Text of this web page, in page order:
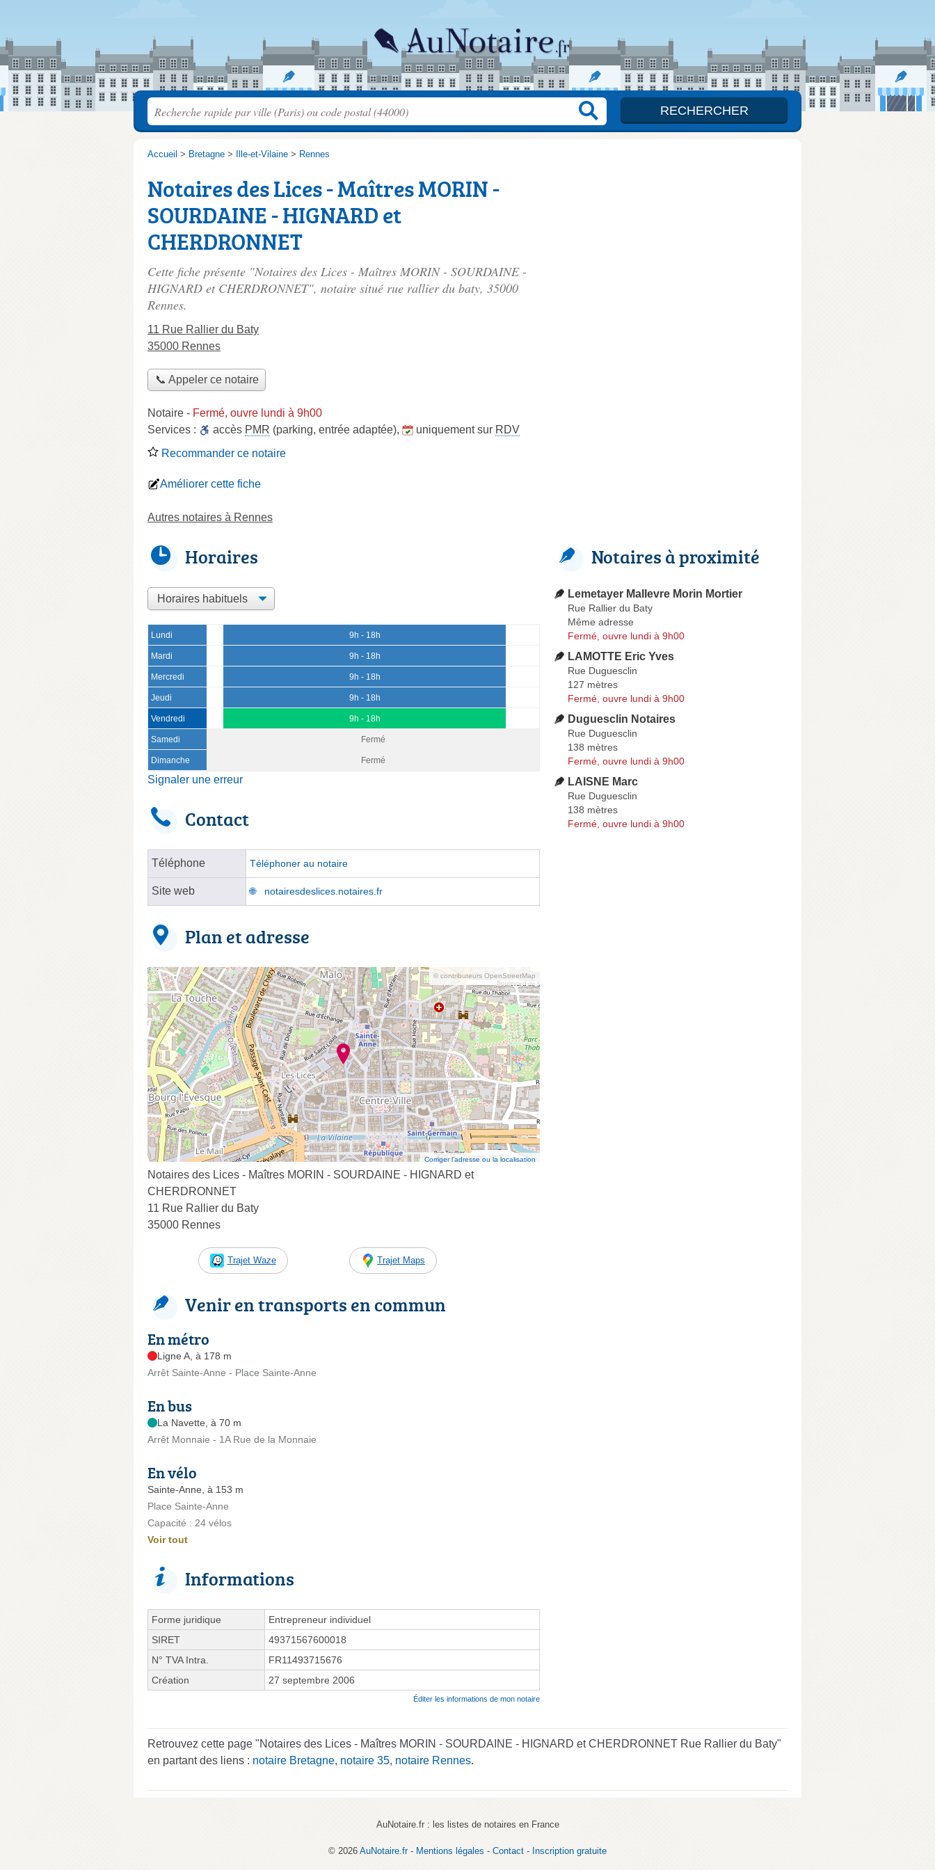
Accueil > Bretagne > Ille-et-Vilaine > Rennes
Notaires des Lices - Maîtres MORIN -
SOURDAINE - HIGNARD et
CHERDRONNET
Cette fiche présente "Notaires des Lices - Maîtres MORIN - SOURDAINE -
HIGNARD et CHERDRONNET", notaire situé rue rallier du baty, 35000
Rennes.
11 Rue Rallier du Baty
35000 Rennes
📞 Appeler ce notaire
Notaire - Fermé, ouvre lundi à 9h00
Services :
accès PMR (parking, entrée adaptée), uniquement sur RDV
Recommander ce notaire
Améliorer cette fiche
Autres notaires à Rennes
Horaires
Lundi 9h - 18h
Mardi 9h - 18h
Mercredi 9h - 18h
Jeudi 9h - 18h
Vendredi 9h - 18h
Samedi Fermé
Dimanche Fermé
Signaler une erreur
Contact
Téléphone Téléphoner au notaire
Site web notairesdeslices.notaires.fr
Plan et adresse
© contributeurs OpenStreetMap
Corriger l’adresse ou la localisation
Notaires des Lices - Maîtres MORIN - SOURDAINE - HIGNARD et
CHERDRONNET
11 Rue Rallier du Baty
35000 Rennes
Trajet Waze Trajet Maps
Venir en transports en commun
En métro
Ligne A, à 178 m
Arrêt Sainte-Anne - Place Sainte-Anne
En bus
La Navette, à 70 m
Arrêt Monnaie - 1A Rue de la Monnaie
En vélo
Sainte-Anne, à 153 m
Place Sainte-Anne
Capacité : 24 vélos
Voir tout
Informations
Forme juridique
Entrepreneur individuel
SIRET
49371567600018
N° TVA Intra.
FR11493715676
Création
27 septembre 2006
Éditer les informations de mon notaire
Notaires à proximité
Lemetayer Mallevre Morin Mortier
Rue Rallier du Baty
Même adresse
Fermé, ouvre lundi à 9h00
LAMOTTE Eric Yves
Rue Duguesclin
127 mètres
Fermé, ouvre lundi à 9h00
Duguesclin Notaires
Rue Duguesclin
138 mètres
Fermé, ouvre lundi à 9h00
LAISNE Marc
Rue Duguesclin
138 mètres
Fermé, ouvre lundi à 9h00
Retrouvez cette page "Notaires des Lices - Maîtres MORIN - SOURDAINE - HIGNARD et CHERDRONNET Rue Rallier du Baty"
en partant des liens : notaire Bretagne, notaire 35, notaire Rennes.
AuNotaire.fr : les listes de notaires en France
© 2026 AuNotaire.fr - Mentions légales - Contact - Inscription gratuite